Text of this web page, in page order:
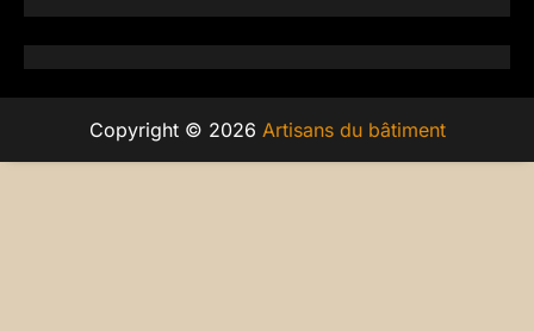
Copyright © 2026 Artisans du bâtiment